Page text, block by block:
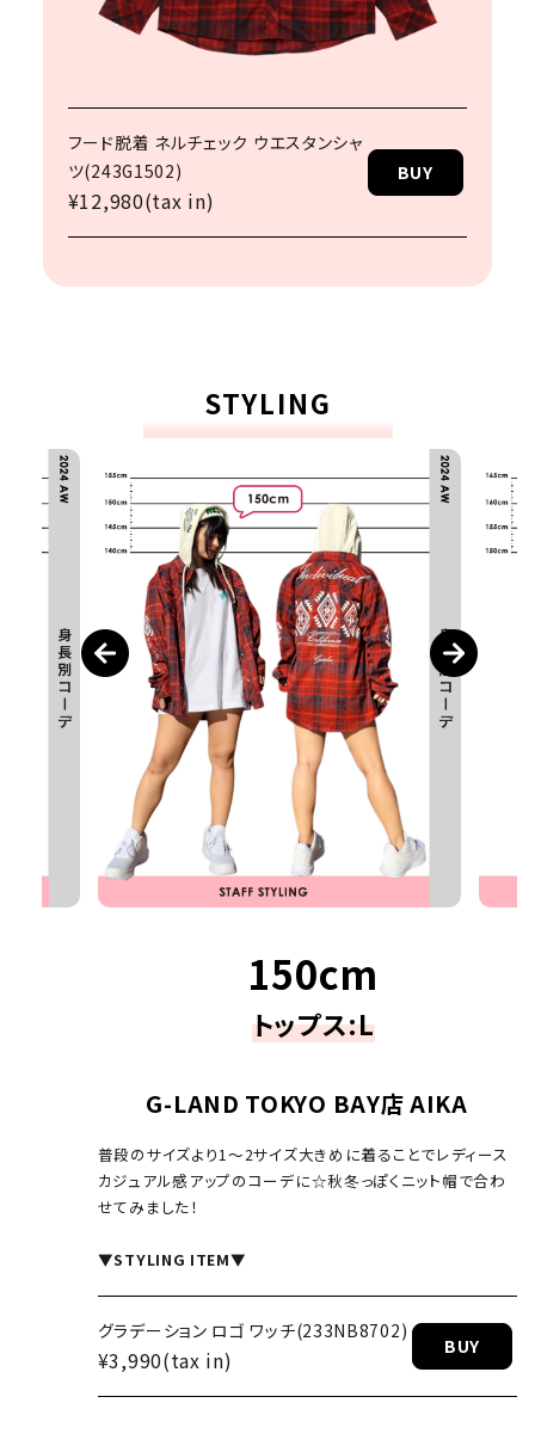
フード脱着 ネルチェック ウエスタンシャ
ツ(243G1502)
¥12,980(tax in)
BUY
STYLING
BUY
150cm
トップス:L
G-LAND TOKYO BAY店 AIKA
普段のサイズより1～2サイズ大きめに着ることでレディース
カジュアル感アップのコーデに☆秋冬っぽくニット帽で合わ
せてみました！
▼STYLING ITEM▼
グラデーション ロゴ ワッチ(233NB8702)
¥3,990(tax in)
BUY